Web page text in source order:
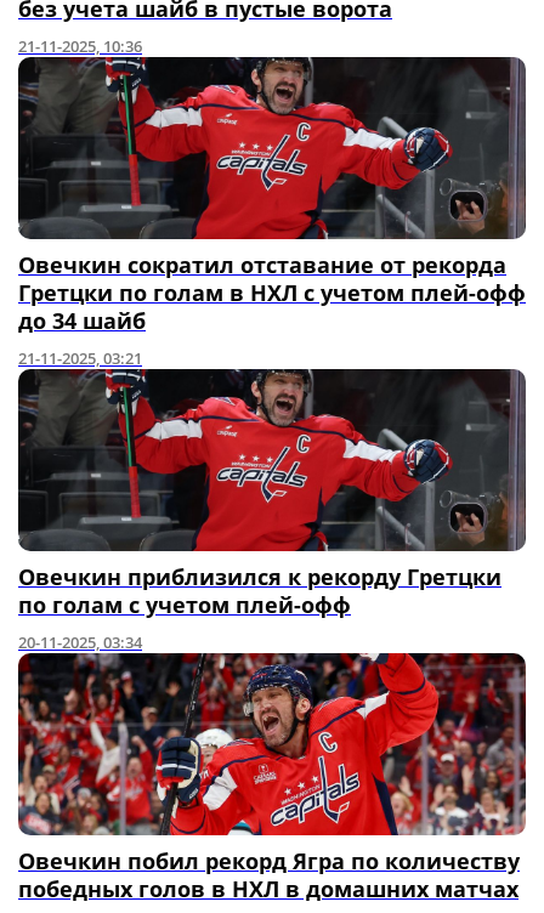
без учета шайб в пустые ворота
21-11-2025, 10:36
Овечкин сократил отставание от рекорда
Гретцки по голам в НХЛ с учетом плей-офф
до 34 шайб
21-11-2025, 03:21
Овечкин приблизился к рекорду Гретцки
по голам с учетом плей-офф
20-11-2025, 03:34
Овечкин побил рекорд Ягра по количеству
победных голов в НХЛ в домашних матчах